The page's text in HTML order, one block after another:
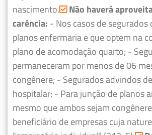
nascimento. Não haverá
carência: - Nos casos de
planos enfermaria e que optem na
plano de acomodação quarto; -
permaneceram por menos de 06
congênere; - Segurados advindos
hospitalar; - Para junção de planos
mesmo que ambos sejam
beneficiário de empresas cuja